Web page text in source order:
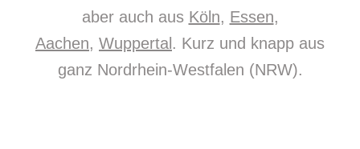
aber auch aus Köln, Essen,
Aachen, Wuppertal . Kurz und knapp aus
ganz Nordrhein-Westfalen (NRW).